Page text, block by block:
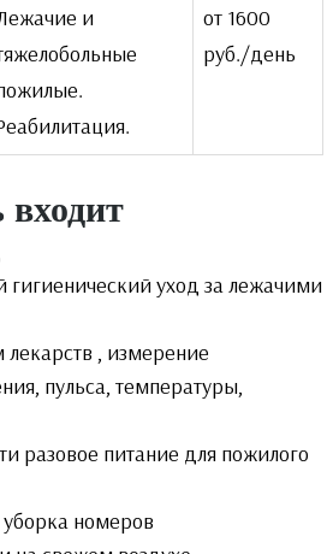
и
от 1600
руб./день
входит
уход за лежачими
, измерение
пульса, температуры,
разовое питание для пожилого
номеров